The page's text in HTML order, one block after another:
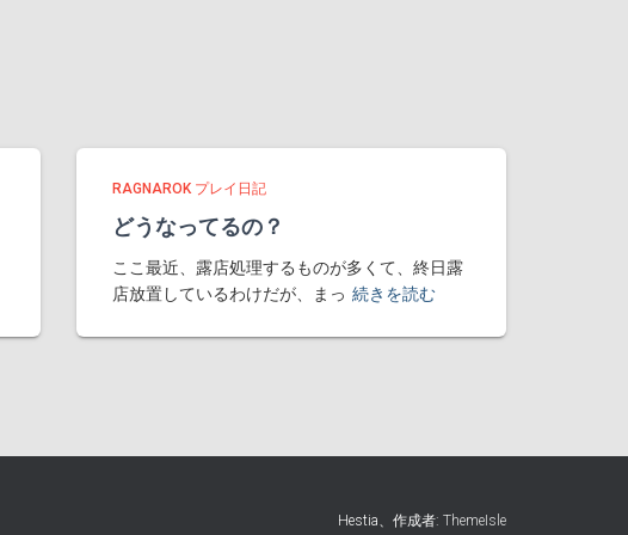
RAGNAROK プレイ日記
どうなってるの？
ここ最近、露店処理するものが多くて、終日露
店放置しているわけだが、まっ 続きを読む
Hestia、作成者: ThemeIsle